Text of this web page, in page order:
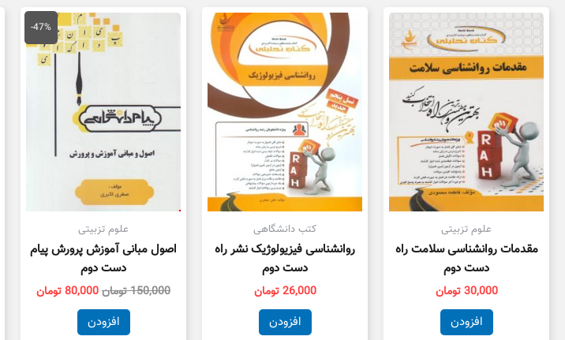
علوم تزبیتی
مقدمات روانشناسی سلامت راه
دست دوم
30,000 تومان
افزودن
کتب دانشگاهی
روانشناسی فیزیولوژیک نشر راه
دست دوم
26,000 تومان
افزودن
-47%
علوم تزبیتی
اصول مبانی آموزش پرورش پیام
دست دوم
150,000تومان
قیمت
اصلی
150,000 تومان
بود.
80,000تومان
قیمت
فعلی
است.
افزودن